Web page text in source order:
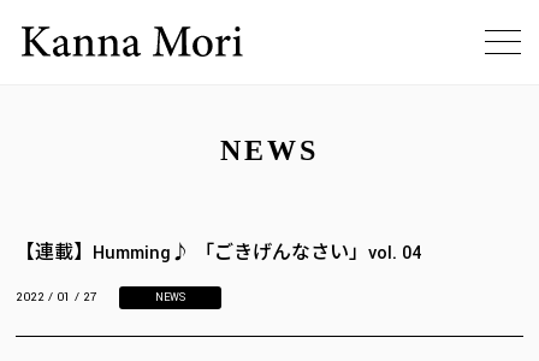
NEWS
【連載】Humming♪ 「ごきげんなさい」vol. 04
2022 / 01 / 27 NEWS